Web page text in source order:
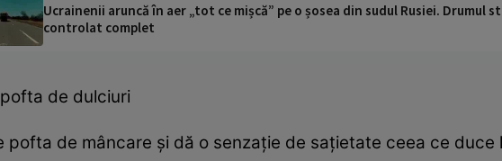
Ucrainenii aruncă în aer „tot ce mișcă” pe o șosea din sudul Rusiei.
controlat complet
de dulciuri
pofta de mâncare şi dă o senzaţie de saţietate ceea ce